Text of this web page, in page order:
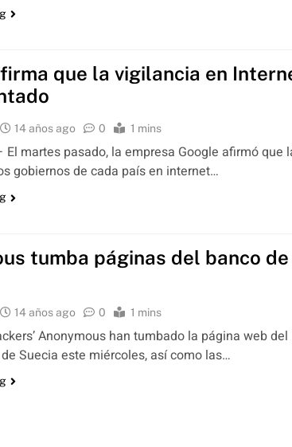
que la vigilancia en
14 años ago 0 1 mins
El martes pasado, la empresa Google afirmó que
gobiernos de cada país en internet…
tumba páginas del banco de
14 años ago 0 1 mins
Anonymous han tumbado la página web del
Suecia este miércoles, así como las…